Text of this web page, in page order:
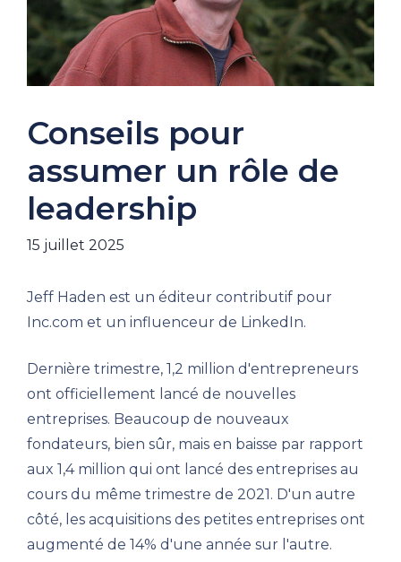
Conseils pour
assumer un rôle de
leadership
15 juillet 2025
Jeff Haden est un éditeur contributif pour
Inc.com et un influenceur de LinkedIn.
Dernière trimestre, 1,2 million d'entrepreneurs
ont officiellement lancé de nouvelles
entreprises. Beaucoup de nouveaux
fondateurs, bien sûr, mais en baisse par rapport
aux 1,4 million qui ont lancé des entreprises au
cours du même trimestre de 2021. D'un autre
côté, les acquisitions des petites entreprises ont
augmenté de 14% d'une année sur l'autre.